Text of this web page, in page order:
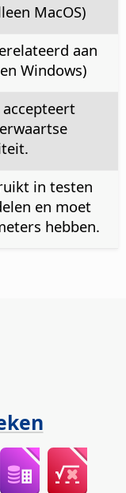
MacOS)
aan
Windows)
in testen
en moet
hebben.